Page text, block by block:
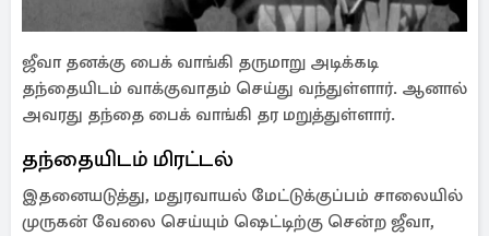
ஜீவா தனக்கு பைக் வாங்கி தருமாறு அடிக்கடி
தந்தையிடம் வாக்குவாதம் செய்து வந்துள்ளார். ஆனால்
அவரது தந்தை பைக் வாங்கி தர மறுத்துள்ளார்.
தந்தையிடம் மிரட்டல்
இதனையடுத்து, மதுரவாயல் மேட்டுக்குப்பம் சாலையில்
முருகன் வேலை செய்யும் ஷெட்டிற்கு சென்ற ஜீவா,